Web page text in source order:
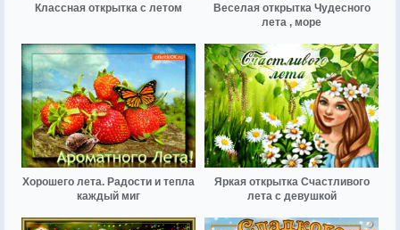
Классная открытка с летом
Веселая открытка Чудесного
лета , море
Хорошего лета. Радости и тепла
каждый миг
Яркая открытка Счастливого
лета с девушкой